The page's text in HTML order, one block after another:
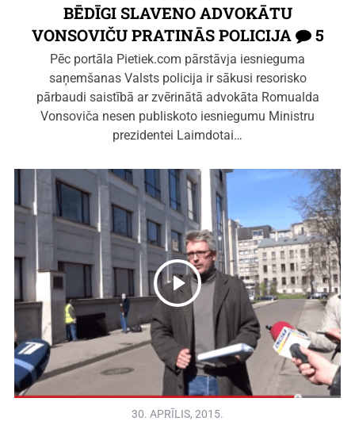
BĒDĪGI SLAVENO ADVOKĀTU
VONSOVIČU PRATINĀS POLICIJA
5
Pēc portāla Pietiek.com pārstāvja iesnieguma
saņemšanas Valsts policija ir sākusi resorisko
pārbaudi saistībā ar zvērinātā advokāta Romualda
Vonsoviča nesen publiskoto iesniegumu Ministru
prezidentei Laimdotai…
30. APRĪLIS, 2015.